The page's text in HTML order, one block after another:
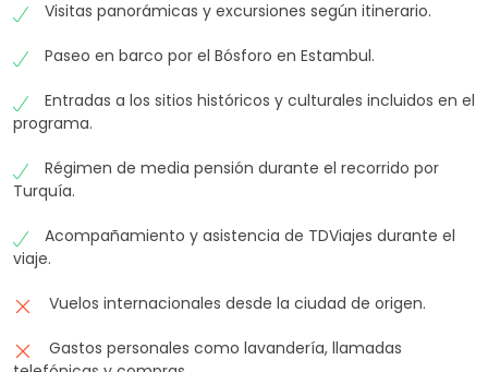
Visitas panorámicas y excursiones según itinerario.
Paseo en barco por el Bósforo en Estambul.
Entradas a los sitios históricos y culturales incluidos en el
programa.
Régimen de media pensión durante el recorrido por
Turquía.
Acompañamiento y asistencia de TDViajes durante el
viaje.
Vuelos internacionales desde la ciudad de origen.
Gastos personales como lavandería, llamadas